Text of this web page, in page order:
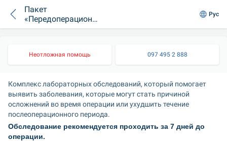
Пакет
«Передоперационна
я инфекционная
Рус
Неотложная помощь 097 495 2 888
Комплекс лабораторных обследований, который помогает
выявить заболевания, которые могут стать причиной
осложнений во время операции или ухудшить течение
послеоперационного периода.
Обследование рекомендуется проходить за 7 дней до
операции.